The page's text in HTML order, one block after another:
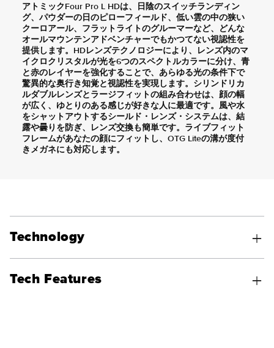
アトミックFour Pro L HDは、日陰のスイッチランディン
グ、パウダーの日のピローフィールド、低い雲の中の狭い
クーロアール、フラットライトのグルーマーなど、どんな
オールマウンテンアドベンチャーでもかつてない視認性を
提供します。HDレンズテクノロジーにより、レンズ内のマ
イクロクリスタルが光を6つのスペクトルカラーに分け、青
と赤のレイヤーを強化することで、あらゆる光の条件下で
驚異的な奥行き知覚と視認性を実現します。シリンドリカ
ルダブルレンズとラージフィットの組み合わせは、顔の幅
が広く、ゆとりのある感じが好きな人に最適です。風や水
をシャットアウトするシールド・レンズ・システムは、結
露や曇りを防ぎ、レンズ交換も簡単です。ライブフィット
フレームがあなたの顔にフィットし、OTG Liteの溝が度付
きメガネにも対応します。
Technology
Tech Features